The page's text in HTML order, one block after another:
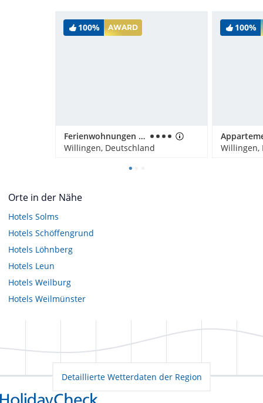
100% AWARD
Ferienwohnungen Landhaus Meran
Willingen, Deutschland
100%
Willingen,
Orte in der Nähe
Hotels Solms
Hotels Schöffengrund
Hotels Löhnberg
Hotels Leun
Hotels Weilburg
Hotels Weilmünster
Detaillierte Wetterdaten der Region